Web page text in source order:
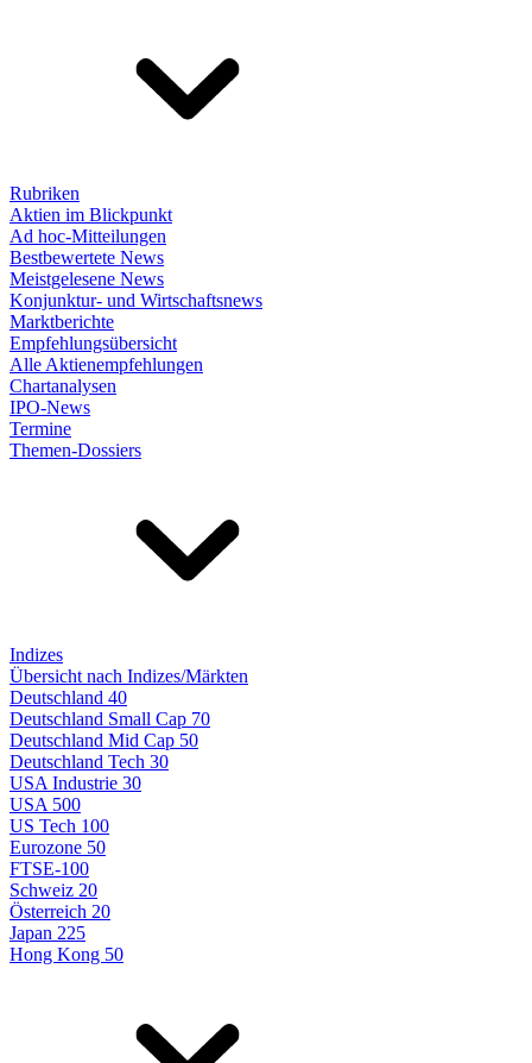
Rubriken
Aktien im Blickpunkt
Ad hoc-Mitteilungen
Bestbewertete News
Meistgelesene News
Konjunktur- und Wirtschaftsnews
Marktberichte
Empfehlungsübersicht
Alle Aktienempfehlungen
Chartanalysen
IPO-News
Termine
Themen-Dossiers
Indizes
Übersicht nach Indizes/Märkten
Deutschland 40
Deutschland Small Cap 70
Deutschland Mid Cap 50
Deutschland Tech 30
USA Industrie 30
USA 500
US Tech 100
Eurozone 50
FTSE-100
Schweiz 20
Österreich 20
Japan 225
Hong Kong 50